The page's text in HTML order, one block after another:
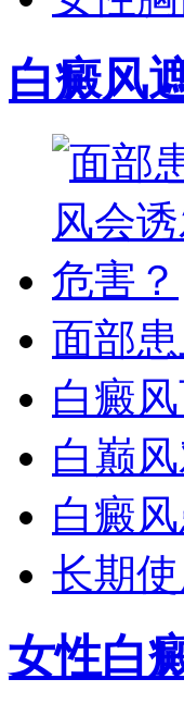
白癜风
面部
白癜
白巅
白癜
长期
女性白